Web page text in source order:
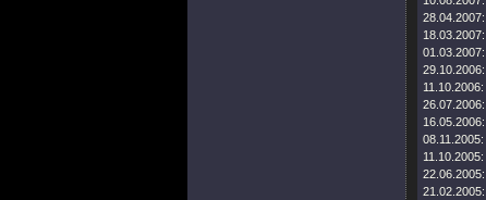
28.04.2007:
18.03.2007:
01.03.2007:
29.10.2006:
11.10.2006:
26.07.2006:
16.05.2006:
08.11.2005:
11.10.2005:
22.06.2005:
21.02.2005: